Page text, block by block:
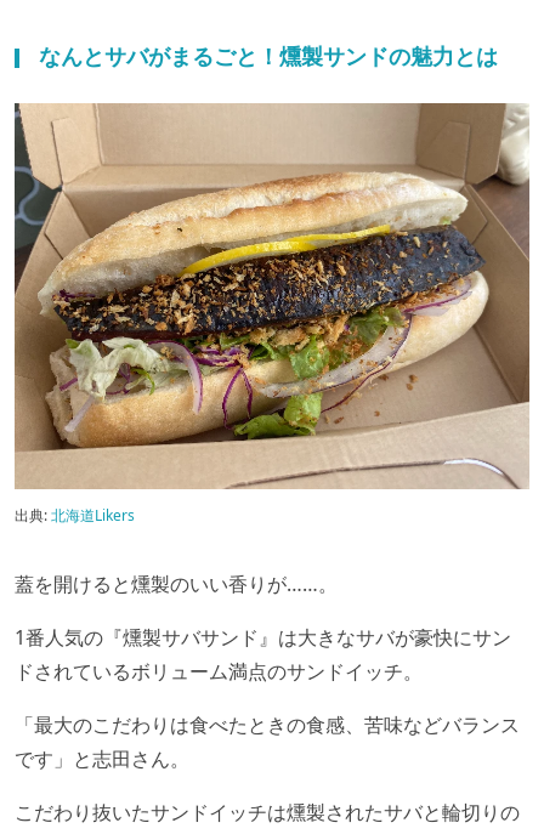
なんとサバがまるごと！燻製サンドの魅力とは
出典:北海道Likers
蓋を開けると燻製のいい香りが……。
1番人気の『燻製サバサンド』は大きなサバが豪快にサン
ドされているボリューム満点のサンドイッチ。
「最大のこだわりは食べたときの食感、苦味などバランス
です」と志田さん。
こだわり抜いたサンドイッチは燻製されたサバと輪切りの